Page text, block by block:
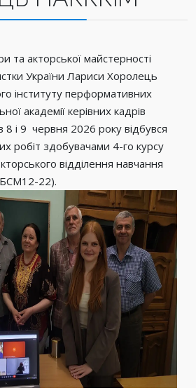
та акторської майстерності
України Лариси Хоролець
інституту перформативних
академії керівних кадрів
8 і 9 червня 2026 року відбувся
робіт здобувачами 4-го курсу
відділення навчання
22).